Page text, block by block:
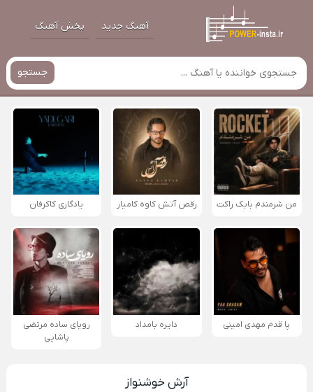
آهنگ جدید پخش آهنگ
جستجو
من شرمندم بابک راکت رقص آتش کاوه کامیار یادگاری کاکرفان
پا قدم مهدی امینی دایره بامداد
رویای ساده مرتضی
پاشایی
آرش خوشنواز